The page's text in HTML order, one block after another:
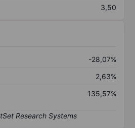
3,50
-28,07%
2,63%
135,57%